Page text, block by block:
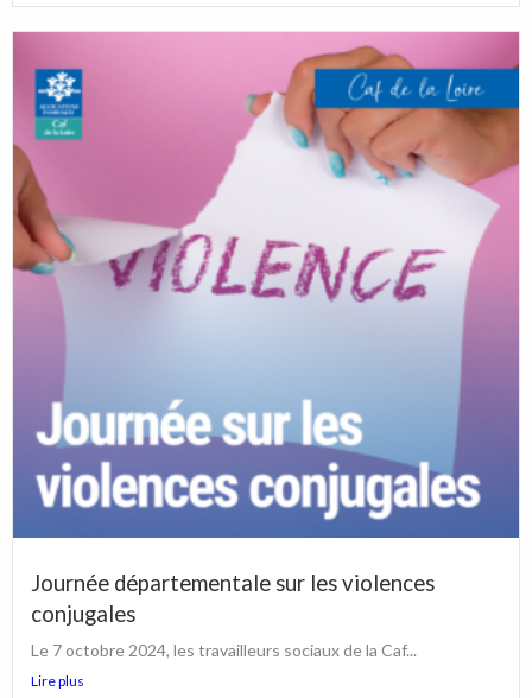
Journée départementale sur les violences
conjugales
Le 7 octobre 2024, les travailleurs sociaux de la Caf...
Lire plus